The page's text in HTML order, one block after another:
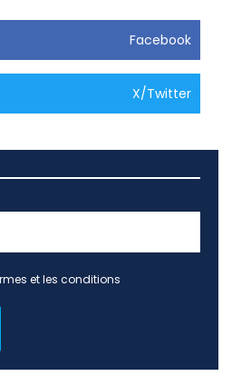
Facebook
X/Twitter
et les conditions